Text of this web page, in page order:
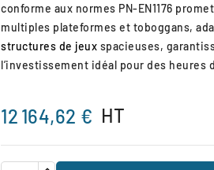
conforme aux normes PN-EN1176
multiples plateformes et toboggans,
structures de jeux spacieuses,
l’investissement idéal pour des heures
12 164,62 € HT